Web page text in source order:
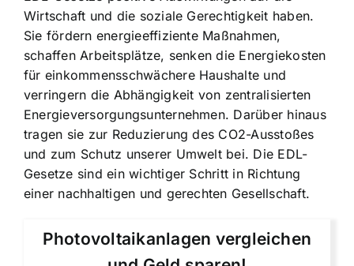
Wirtschaft und die soziale Gerechtigkeit haben.
Sie fördern energieeffiziente Maßnahmen,
schaffen Arbeitsplätze, senken die Energiekosten
für einkommensschwächere Haushalte und
verringern die Abhängigkeit von zentralisierten
Energieversorgungsunternehmen. Darüber hinaus
tragen sie zur Reduzierung des CO2-Ausstoßes
und zum Schutz unserer Umwelt bei. Die EDL-
Gesetze sind ein wichtiger Schritt in Richtung
einer nachhaltigen und gerechten Gesellschaft.
Photovoltaikanlagen vergleichen